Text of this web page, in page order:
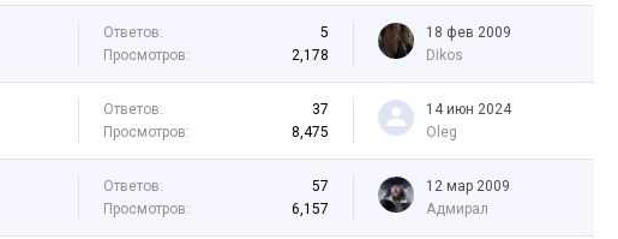
Ответов:
5
Просмотров:
2,178
18 фев 2009
Dikos
Ответов:
37
Просмотров:
8,475
14 июн 2024
Oleg
Ответов:
57
Просмотров:
6,157
12 мар 2009
Адмирал